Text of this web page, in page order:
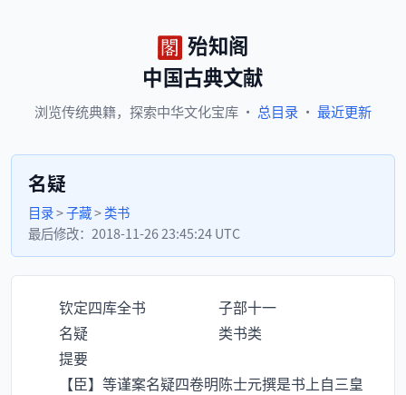
殆知阁
中国古典文献
浏览传统典籍， 探索中华文化宝库 · 总目录 · 最近更新
名疑
目录>子藏>类书
最后修改： 2018-11-26 23:45:24 UTC
钦定四库全书 子部十一
名疑 类书类
提要
【臣】等谨案名疑四卷明陈士元撰是书上自三皇